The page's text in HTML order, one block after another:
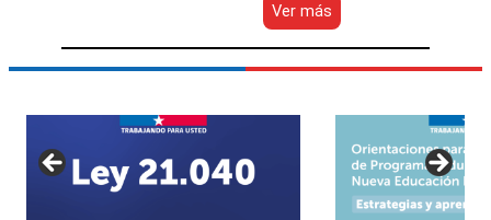
Ver más
Ministerio
de
Educación
Familia,
Escuela